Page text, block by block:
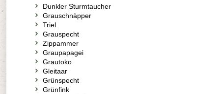
Dunkler Sturmtaucher
Grauschnäpper
Triel
Grauspecht
Zippammer
Graupapagei
Grautoko
Gleitaar
Grünspecht
Grünfink